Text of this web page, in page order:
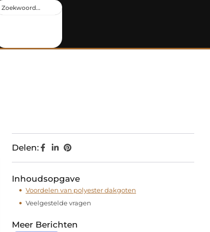
Delen:
Inhoudsopgave
Voordelen van polyester dakgoten
Veelgestelde vragen
Meer Berichten